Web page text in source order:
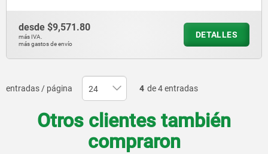
desde $9,571.80
más IVA.
más gastos de envío
DETALLES
entradas / página 4 de 4 entradas
Otros clientes también
compraron